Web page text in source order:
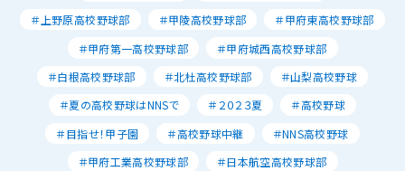
＃上野原高校野球部
＃甲陵高校野球部
＃甲府東高校野球部
＃甲府第一高校野球部
＃甲府城西高校野球部
＃白根高校野球部
＃北杜高校野球部
＃山梨高校野球
＃夏の高校野球はNNSで
＃２０２３夏
＃高校野球
＃目指せ！甲子園
＃高校野球中継
＃NNS高校野球
＃甲府工業高校野球部
＃日本航空高校野球部